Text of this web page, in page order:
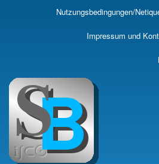
Skip
main
Nutzungsbedingungen/
Impressum und